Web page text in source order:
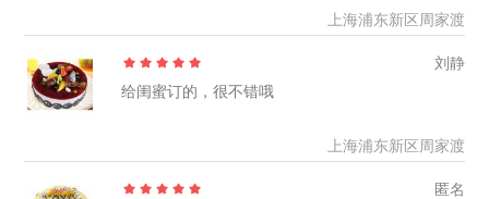
上海浦东新区周家渡
刘静
给闺蜜订的，很不错哦
上海浦东新区周家渡
匿名